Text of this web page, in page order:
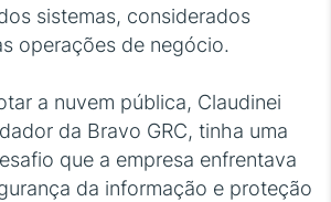
sistemas, considerados
operações de negócio.
a nuvem pública, Claudinei
da Bravo GRC, tinha uma
que a empresa enfrentava
da informação e proteção